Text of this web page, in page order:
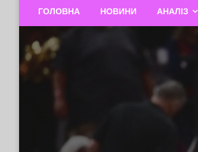
ГОЛОВНА НОВИНИ АНАЛІЗ